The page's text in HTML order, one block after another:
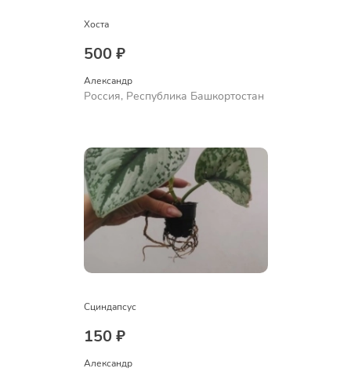
Хоста
500 ₽
Александр
Россия, Республика Башкортостан
Сциндапсус
150 ₽
Александр